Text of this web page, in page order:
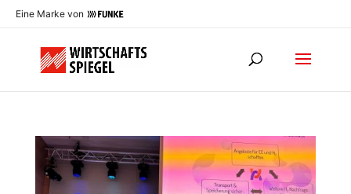
Eine Marke von